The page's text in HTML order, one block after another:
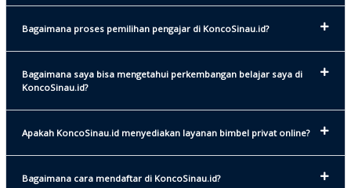
Bagaimana proses pemilihan pengajar di KoncoSinau.id?
Bagaimana saya bisa mengetahui perkembangan belajar saya di
KoncoSinau.id?
Apakah KoncoSinau.id menyediakan layanan bimbel privat online?
Bagaimana cara mendaftar di KoncoSinau.id?